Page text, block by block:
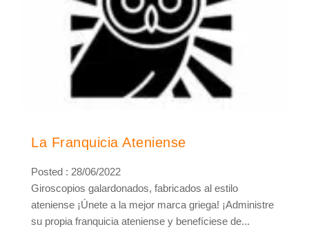
La Franquicia Ateniense
Posted : 28/06/2022
Giroscopios galardonados, fabricados al estilo
ateniense ¡Únete a la mejor marca griega! ¡Administre
su propia franquicia ateniense y benefíciese de...